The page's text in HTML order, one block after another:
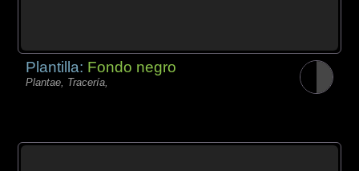
Plantilla: Fondo negro
Plantae, Tracería,